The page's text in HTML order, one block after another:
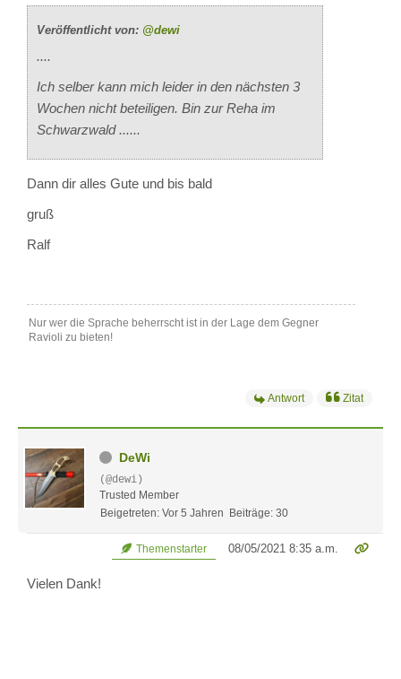
Veröffentlicht von: @dewi
....
Ich selber kann mich leider in den nächsten 3
Wochen nicht beteiligen. Bin zur Reha im
Schwarzwald ......
Dann dir alles Gute und bis bald
gruß
Ralf
Nur wer die Sprache beherrscht ist in der Lage dem Gegner
Ravioli zu bieten!
Antwort Zitat
DeWi
(@dewi)
Trusted Member
Beigetreten: Vor 5 Jahren
Beiträge: 30
Themenstarter 08/05/2021 8:35 a.m.
Vielen Dank!